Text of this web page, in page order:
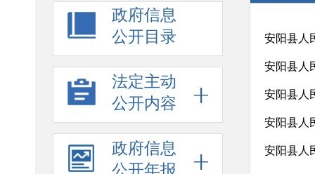
政府信息
公开目录
法定主动
公开内容
政府信息
公开年报
安阳县人
安阳县人
安阳县人
安阳县人
安阳县人